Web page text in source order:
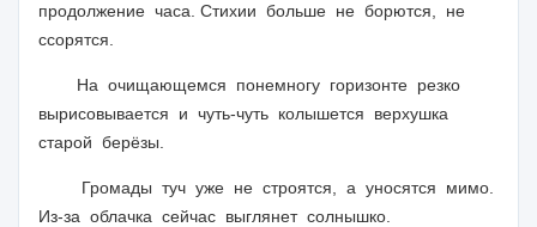
продолжение часа. Стихии больше не борются, не
ссорятся.
На очищающемся понемногу горизонте резко
вырисовывается и чуть-чуть колышется верхушка
старой берёзы.
Громады туч уже не строятся, а уносятся мимо.
Из-за облачка сейчас выглянет солнышко.